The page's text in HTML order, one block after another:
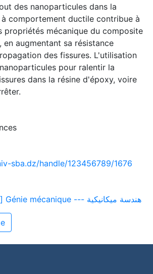
des nanoparticules dans la
comportement ductile contribue à
propriétés mécanique du composite
augmentant sa résistance
des fissures. L'utilisation
pour ralentir la
dans la résine d'époxy, voire
sba.dz/handle/123456789/1676
- [ VRPG-Doc-Sc] Génie mécanique --- هندسة ميكانيكية